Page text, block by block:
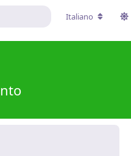
Italiano